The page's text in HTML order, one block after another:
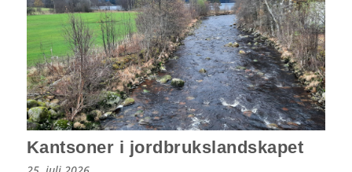
Kantsoner i jordbrukslandskapet